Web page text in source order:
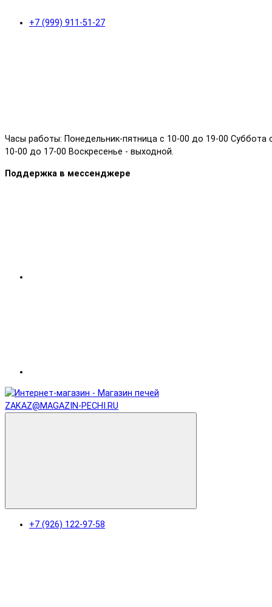
+7 (999) 911-51-27
Часы работы: Понедельник-пятница с 10-00 до 19-00 Суббота
10-00 до 17-00 Воскресенье - выходной.
Поддержка в мессенджере
ZAKAZ@MAGAZIN-PECHI.RU
+7 (926) 122-97-58